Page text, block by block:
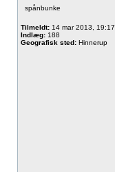
spånbunke
Tilmeldt: 14 mar 2013, 19:17
Indlæg: 188
Geografisk sted: Hinnerup